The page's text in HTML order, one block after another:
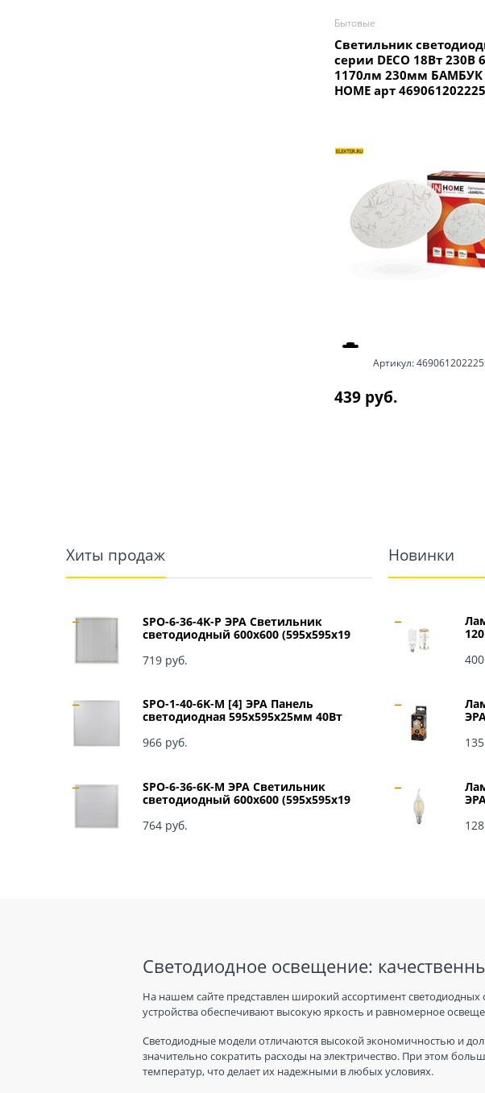
Бытовые
Светильник
серии DECO 18Вт 230В
1170лм 230мм БАМБУК
HOME арт
Артикул:
439 руб.
Хиты продаж
SPO-6-36-4K-P ЭРА Светильник
светодиодный 600х600 (595x595x19
Призма Б0039057
719 руб.
SPO-1-40-6K-M [4] ЭРА Панель
светодиодная 595x595x25мм 40Вт
966 руб.
SPO-6-36-6K-M ЭРА Светильник
светодиодный 600х600 (595x595x19
Матовый Б0039318
764 руб.
Новинки
400
135
128
Светодиодное освещение:
На нашем сайте представлен широкий ассортимент
устройства обеспечивают высокую яркость и равномерное
Светодиодные модели отличаются высокой экономичностью и
значительно сократить расходы на электричество. При этом
температур, что делает их надежными в любых условиях.